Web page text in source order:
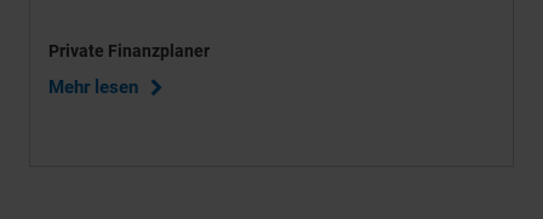
Private Finanzplaner
Mehr lesen